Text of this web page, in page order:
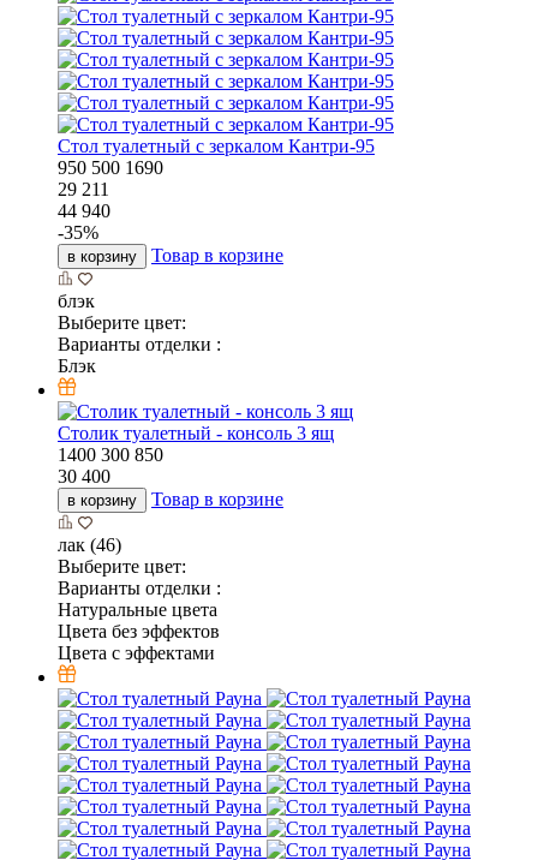
Стол туалетный с зеркалом Кантри-95
950 500 1690
29 211
44 940
-35%
в корзину Товар в корзине
блэк
Выберите цвет:
Варианты отделки :
Блэк
Столик туалетный - консоль 3 ящ
1400 300 850
30 400
в корзину Товар в корзине
лак (46)
Выберите цвет:
Варианты отделки :
Натуральные цвета
Цвета без эффектов
Цвета с эффектами